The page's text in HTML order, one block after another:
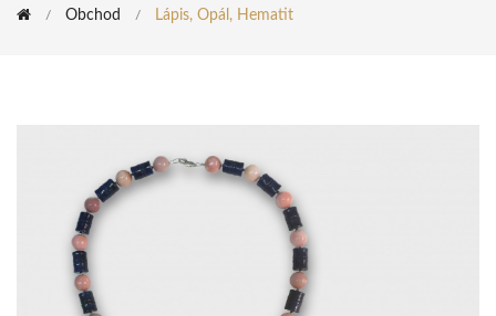
Obchod Lápis, Opál, Hematit